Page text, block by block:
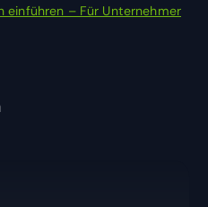
einführen – Für Unternehmer